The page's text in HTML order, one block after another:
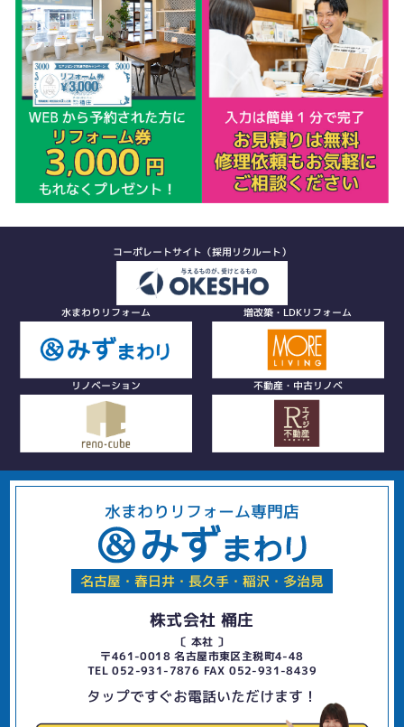
コーポレートサイト（採用リクルート）
水まわりリフォーム 増改築・LDKリフォーム
リノベーション 不動産・中古リノベ
水まわりリフォーム専門店
名古屋・春日井・長久手・稲沢・多治見
株式会社 桶庄
〔 本社 〕
〒461-0018 名古屋市東区主税町4-48
TEL 052-931-7876 FAX 052-931-8439
タップですぐお電話いただけます！